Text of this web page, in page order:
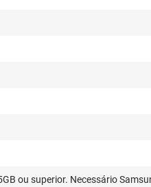
ou superior. Necessário